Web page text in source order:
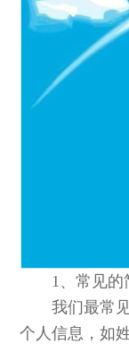
1、常见的
我们最常见
个人信息，如